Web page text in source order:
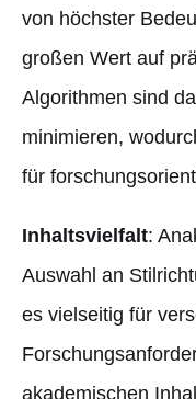
von höchster
großen Wert auf
Algorithmen sind
minimieren,
für
Inhaltsvielfalt:
Auswahl an
es vielseitig für
akademischen